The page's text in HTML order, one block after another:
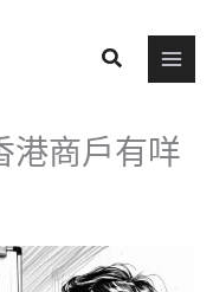
Search
港商戶有咩